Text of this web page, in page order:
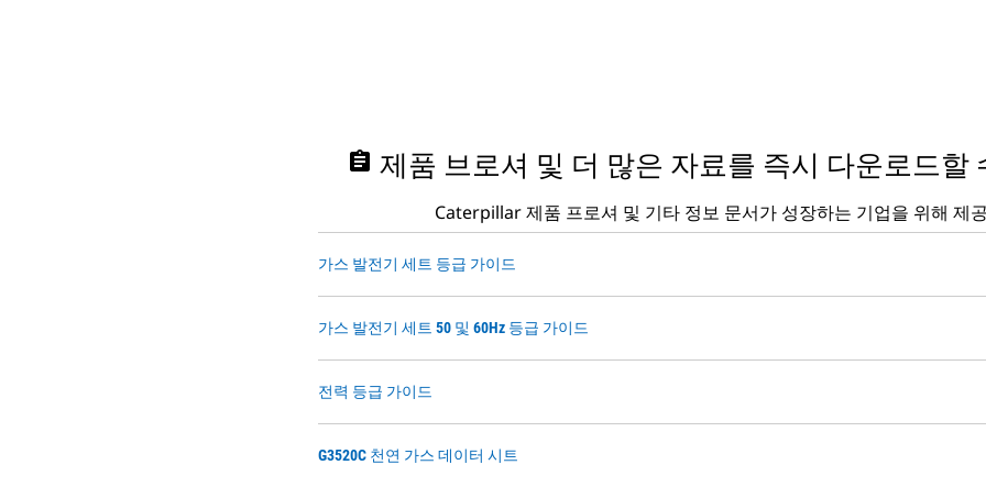
assignment 제품 브로셔 및 더 많은 자료를 즉시 다운로드할
Caterpillar 제품 프로셔 및 기타 정보 문서가 성장하는 기업을 위해 제
가스 발전기 세트 등급 가이드
가스 발전기 세트 50 및 60Hz 등급 가이드
전력 등급 가이드
G3520C 천연 가스 데이터 시트